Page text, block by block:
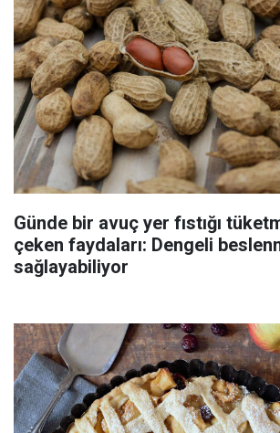
Günde bir avuç yer fıstığı
çeken faydaları: Dengeli
sağlayabiliyor